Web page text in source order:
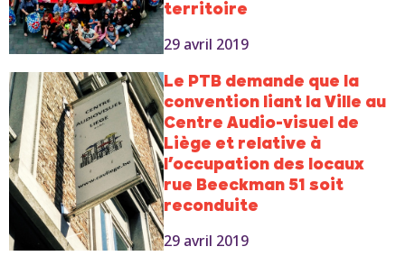
territoire
29 avril 2019
Le PTB demande que la
convention liant la Ville au
Centre Audio-visuel de
Liège et relative à
l’occupation des locaux
rue Beeckman 51 soit
reconduite
29 avril 2019